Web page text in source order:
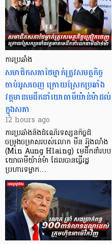
ការប្រឆាំង
សមាជិកសភាថៃម្នាក់ត្រូវសមត្ថកិច្ច
ចាប់អូសចេញ ក្រោយស្រែកប្រឆាំង
វត្តមានមេដឹកនាំយោធាមីយ៉ាន់ម៉ាដល់
ក្នុងសភា
12 hours ago
ការប្រឆាំងនឹងដំណើរទស្សនកិច្ចដ៏
ចម្រូងចម្រាសរបស់លោក មីន អ៊ុងលាំង
(Min Aung Hlaing) មេដឹកនាំរបប
យោធាមីយ៉ាន់ម៉ា ដែលបានធ្វើរដ្ឋ
ប្រហារទម្លាក…